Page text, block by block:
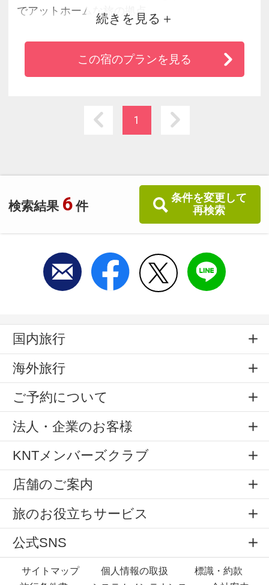
検索結果 6 件
条件を変更して
再検索
でアットホームな旅の拠点
「大自然のなかの、カジュアルでアットホーム
な旅の拠点」をコンセプトにしたレイクリゾー
の素材を活かしたビュッフェをご用意しており
い。
続きを見る
この宿のプランを見る
1
国内旅行
海外旅行
ご予約について
法人・企業のお客様
KNTメンバーズクラブ
店舗のご案内
旅のお役立ちサービス
公式SNS
サイトマップ 個人情報の取扱
標識・約款